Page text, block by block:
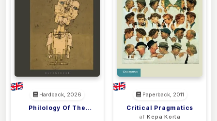
Hardback, 2026
Philology Of The
Paperback, 2011
Critical Pragmatics
afKepa Korta